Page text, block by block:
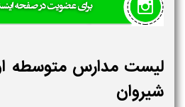
لیست مدارس متوسطه
شیروان